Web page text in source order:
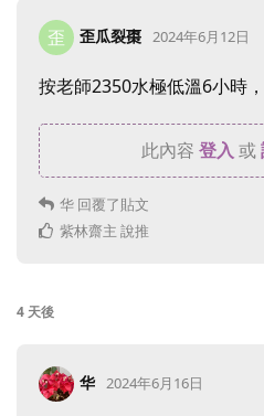
歪 歪瓜裂棗 2024年6月12日
按老師2350水極低溫6小時
此內容 登入 或
华 回覆了貼文
紫林齋主 說推
4 天後
华 2024年6月16日